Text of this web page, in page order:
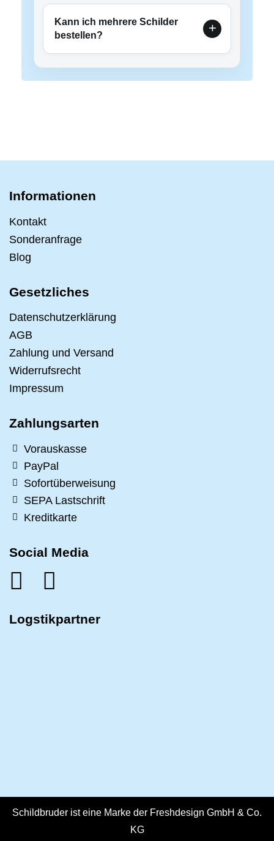
Kann ich mehrere Schilder
bestellen?
Informationen
Kontakt
Sonderanfrage
Blog
Gesetzliches
Datenschutzerklärung
AGB
Zahlung und Versand
Widerrufsrecht
Impressum
Zahlungsarten
Vorauskasse
PayPal
Sofortüberweisung
SEPA Lastschrift
Kreditkarte
Social Media
Logstikpartner
Schildbruder ist eine Marke der Freshdesign GmbH & Co.
KG